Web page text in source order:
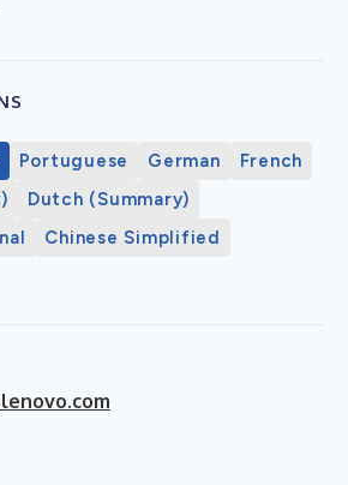
Portuguese German
French
Dutch (Summary)
Chinese Simplified